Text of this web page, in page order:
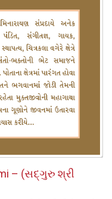
– (સદ્‌ગુરુ શ્રી